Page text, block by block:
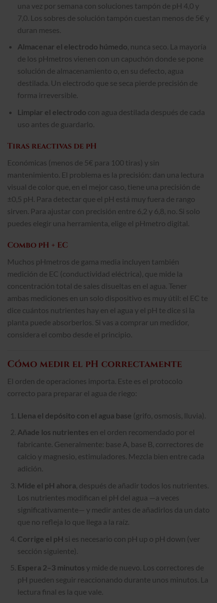
una vez por semana con soluciones tampón de pH 4,0 y
7,0. Los sobres de solución tampón cuestan menos de 5€ y
duran meses.
Almacenar el electrodo húmedo , nunca seco. La mayoría
de los pHmetros vienen con un capuchón donde se pone
solución de almacenamiento o, en su defecto, agua
destilada. Un electrodo que se seca pierde precisión de
forma irreversible.
Limpiar el electrodo con agua destilada después de cada
uso antes de guardarlo.
Tiras reactivas de pH
Económicas (menos de 5€ para 100 tiras) y sin
mantenimiento. El problema es la precisión: dan una lectura
visual de color que, en el mejor caso, tiene una precisión de
±0,5 pH. Para detectar que el pH está muy fuera de rango
sirven. Para ajustar con precisión entre 6,2 y 6,8, no. Si solo
puedes elegir una herramienta, elige el pHmetro digital.
Combo pH + EC
Muchos pHmetros de gama media incluyen también
medición de EC (conductividad eléctrica), que mide la
concentración total de sales disueltas en el agua. Tener
ambas mediciones en un solo dispositivo es muy útil: el EC te
dice cuántos nutrientes hay en el agua y el pH te dice si la
planta puede absorberlos. Si vas a comprar un medidor,
considera el combo desde el principio.
Cómo medir el pH correctamente
El orden de operaciones importa. Este es el protocolo
correcto para preparar el agua de riego:
Llena el depósito con el agua base (grifo, osmosis, lluvia).
Añade los nutrientes en el orden recomendado por el
fabricante. Generalmente: base A, base B, correctores de
calcio y magnesio, estimuladores. Mezcla bien entre cada
adición.
Mide el pH ahora , después de añadir todos los nutrientes.
Los nutrientes modifican el pH del agua —a veces
significativamente— y medir antes de añadirlos da un dato
que no refleja lo que llega a la raíz.
Corrige el pH si es necesario con pH up o pH down (ver
sección siguiente).
Espera 2–3 minutos y mide de nuevo. Los correctores de
pH pueden seguir reaccionando durante unos minutos. La
lectura final es la que vale.